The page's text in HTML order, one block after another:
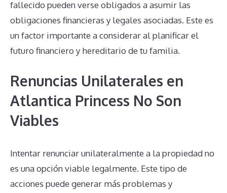
fallecido pueden verse obligados a asumir las
obligaciones financieras y legales asociadas. Este es
un factor importante a considerar al planificar el
futuro financiero y hereditario de tu familia.
Renuncias Unilaterales en
Atlantica Princess No Son
Viables
Intentar renunciar unilateralmente a la propiedad no
es una opción viable legalmente. Este tipo de
acciones puede generar más problemas y